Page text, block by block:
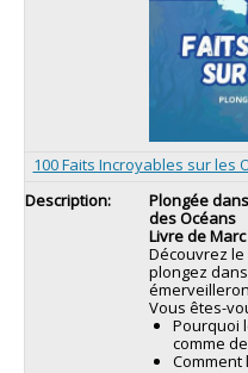
100 Faits Incroyables sur les
Plongée
des Océans
Livre de
Découvrez
plongez
Vous êtes-
Pourquoi
comme